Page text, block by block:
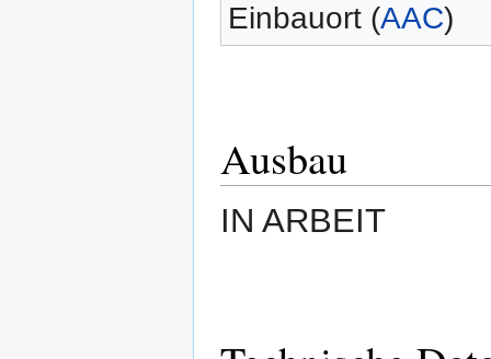
Einbauort (AAC)
Ausbau
IN ARBEIT